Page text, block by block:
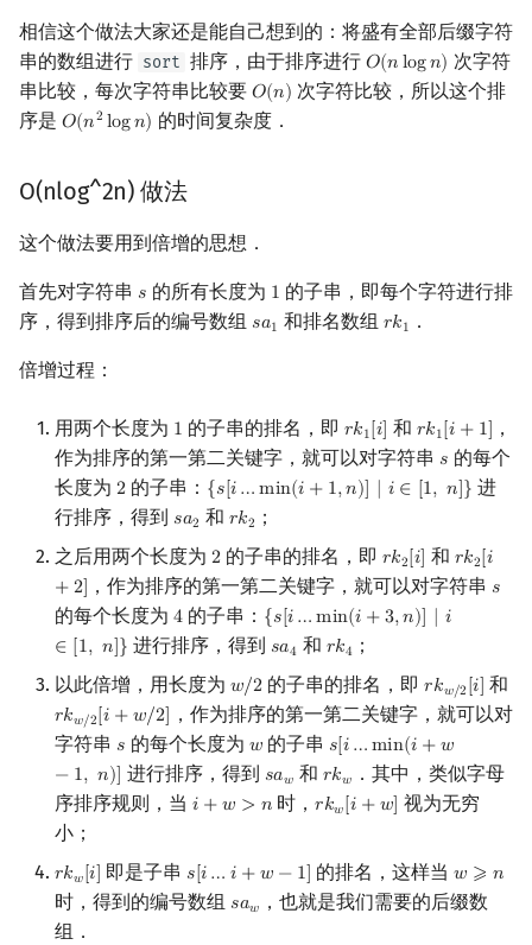
height 数组的定义
O(n) 求 height 数组需要的
一个引理
实现
height 数组的应用
两子串最长公共前缀
比较一个字符串的两个子串
不同子串的数目
出现至少 k 次的子串的最大
是否有某字符串在文本串中
至少不重叠地出现了两次
连续的若干个相同子串
结合并查集
结合线段树
结合单调栈
习题
莫比乌斯反演
杜教筛
类欧几里德算法
连分数
Stern–Brocot 树与 Farey
二次域
Pell 方程
Berlekamp–Massey 算法
手指树
霍夫曼树
网络流
图的匹配
Prüfer 序列
矩阵树定理
LGV 引理
最大团搜索算法
支配树
图上随机游走
相信这个做法大家还是能自己想到的：将盛有全部后缀字符
串的数组进行 sort 排序，由于排序进行 𝑂(𝑛log𝑛)
O(nlogn)
次字符
串比较，每次字符串比较要 𝑂(𝑛)
O(n) 次字符比较，所以这个排
序是 𝑂(𝑛2 log𝑛)
O(n2logn) 的时间复杂度．
O(nlog^2n) 做法
这个做法要用到倍增的思想．
首先对字符串 𝑠
s 的所有长度为 1
1 的子串，即每个字符进行排
序，得到排序后的编号数组 𝑠𝑎1
sa1 和排名数组 𝑟𝑘1
rk1 ．
倍增过程：
用两个长度为 1
1 的子串的排名，即 𝑟𝑘1[𝑖]
rk1[i] 和 𝑟𝑘1[𝑖 + 1]
rk1[i+1]
，
作为排序的第一第二关键字，就可以对字符串 𝑠
s 的每个
长度为 2
2 的子串： {𝑠[𝑖…min(𝑖 + 1,𝑛)] | 𝑖 ∈ [1, 𝑛]}
{s[i…min(i+1 ,n )] | i∈ , n]
进
行排序，得到 𝑠𝑎2
sa2 和 𝑟𝑘2
rk2 ；
之后用两个长度为 2
2 的子串的排名，即 𝑟𝑘2[𝑖]
rk2[i] 和 𝑟𝑘2[𝑖
+2]
rk2[i+
，作为排序的第一第二关键字，就可以对字符串 𝑠
s
的每个长度为 4
4 的子串： {𝑠[𝑖…min(𝑖 +3,𝑛)] | 𝑖
∈ [1, 𝑛]}
{s[i…min(i+3 ,n )] | i∈ 1,
进行排序，得到 𝑠𝑎4
sa4 和 𝑟𝑘4
rk4 ；
以此倍增，用长度为 𝑤/2
w/2 的子串的排名，即𝑟𝑘𝑤/2[𝑖]
rkw/2[i ]和
𝑟𝑘𝑤/2[𝑖 +𝑤/2]
rkw/2[i +w/2]
，作为排序的第一第二关键字，就可以对
字符串 𝑠
s 的每个长度为 𝑤
w的子串 𝑠[𝑖…min(𝑖 +𝑤
− 1, 𝑛)]
s[i…min(i+ w− 1,
进行排序，得到 𝑠𝑎𝑤
saw 和 𝑟𝑘𝑤
rkw ．其中，类似字母
序排序规则，当 𝑖 +𝑤 > 𝑛
i +w >n 时，𝑟𝑘𝑤[𝑖 +𝑤]
rkw[i +w ]
视为无穷
小；
𝑟𝑘𝑤[𝑖]
rkw[i] 即是子串 𝑠[𝑖… 𝑖 +𝑤 − 1]
s[i …i + w− 1] 的排名，这样当𝑤 ⩾ 𝑛
w ⩾n
时，得到的编号数组 𝑠𝑎𝑤
saw ，也就是我们需要的后缀数
组．